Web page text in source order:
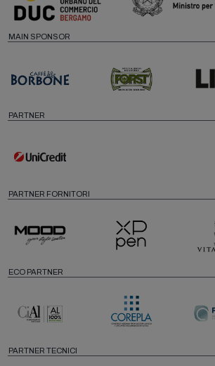
MAIN SPONSOR
PARTNER
PARTNER FORNITORI
ECO PARTNER
PARTNER TECNICI